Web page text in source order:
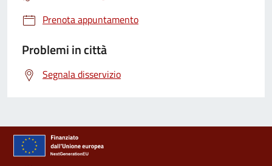
Prenota appuntamento
Problemi in città
Segnala disservizio